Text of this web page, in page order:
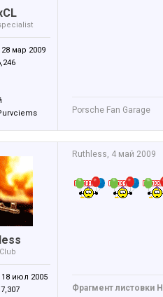
28 мар 2009
Porsche Fan Garage
18 июл 2005
Ruthless, 4 май 2009
Фрагмент листовки